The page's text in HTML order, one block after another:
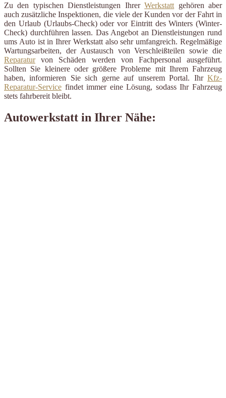
Zu den typischen Dienstleistungen IhrerWerkstatt gehören aber
auch zusätzliche Inspektionen, die viele der Kunden vor der Fahrt in
den Urlaub (Urlaubs-Check) oder vor Eintritt des Winters (Winter-
Check) durchführen lassen. Das Angebot an Dienstleistungen rund
ums Auto ist in Ihrer Werkstatt also sehr umfangreich. Regelmäßige
Wartungsarbeiten, der Austausch von Verschleißteilen sowie die
Reparaturvon Schäden werden von Fachpersonal ausgeführt.
Sollten Sie kleinere oder größere Probleme mit Ihrem Fahrzeug
haben, informieren Sie sich gerne auf unserem Portal. Ihr Kfz-
Reparatur-Service findet immer eine Lösung, sodass Ihr Fahrzeug
stets fahrbereit bleibt.
Autowerkstatt in Ihrer Nähe: